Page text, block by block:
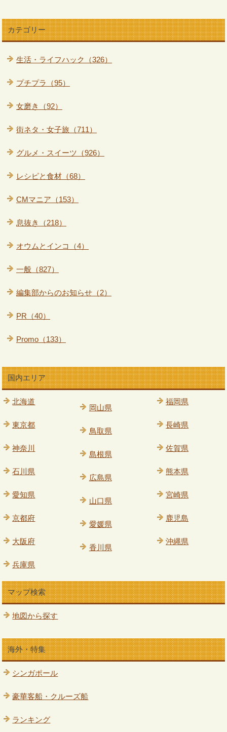
カテゴリー
生活・ライフハック（326）
プチプラ（95）
女磨き（92）
街ネタ・女子旅（711）
グルメ・スイーツ（926）
レシピと食材（68）
CMマニア（153）
息抜き（218）
オウムとインコ（4）
一般（827）
編集部からのお知らせ（2）
PR（40）
Promo（133）
国内エリア
北海道
東京都
神奈川
石川県
愛知県
京都府
大阪府
兵庫県
岡山県
鳥取県
島根県
広島県
山口県
愛媛県
香川県
福岡県
長崎県
佐賀県
熊本県
宮崎県
鹿児島
沖縄県
マップ検索
地図から探す
海外・特集
シンガポール
豪華客船・クルーズ船
ランキング